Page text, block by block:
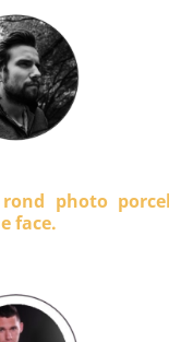
photo
face.